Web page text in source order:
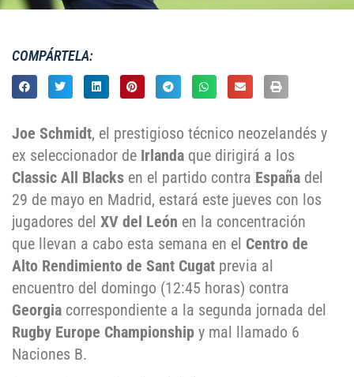
COMPÁRTELA:
Joe Schmidt, el prestigioso técnico neozelandés y
ex seleccionador de Irlanda que dirigirá a los
Classic All Blacks en el partido contra España del
29 de mayo en Madrid, estará este jueves con los
jugadores del XV del León en la concentración
que llevan a cabo esta semana en el Centro de
Alto Rendimiento de Sant Cugat previa al
encuentro del domingo (12:45 horas) contra
Georgia correspondiente a la segunda jornada del
Rugby Europe Championship y mal llamado 6
Naciones B.